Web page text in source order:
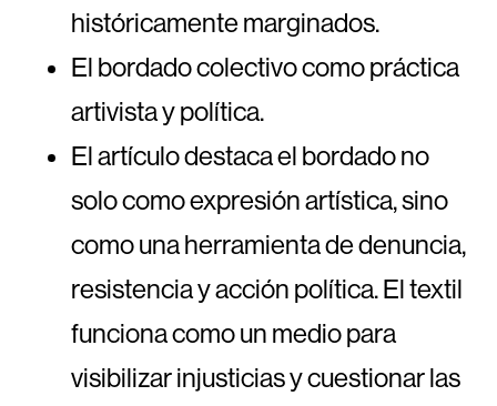
históricamente marginados.
El bordado colectivo como práctica
artivista y política.
El artículo destaca el bordado no
solo como expresión artística, sino
como una herramienta de denuncia,
resistencia y acción política. El textil
funciona como un medio para
visibilizar injusticias y cuestionar las